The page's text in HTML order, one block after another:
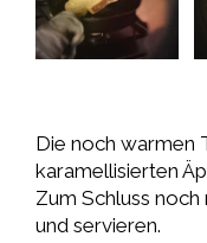
Die noch warmen
karamellisierten
Zum Schluss
und servieren.